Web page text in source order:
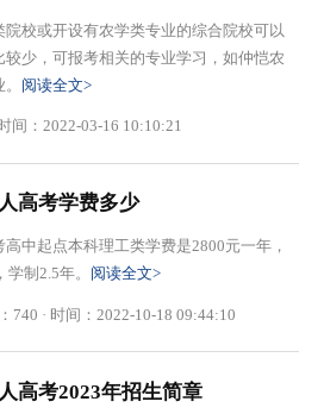
校或开设有农学类专业的综合院校可以
少，可报考相关的专业学习，如仲恺农
阅读全文>
间：2022-03-16 10:10:21
高考学费多少
中起点本科理工类学费是2800元一年，
制2.5年。 阅读全文>
740 · 时间：2022-10-18 09:44:10
高考2023年招生简章